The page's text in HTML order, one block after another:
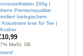
200g |
Premiumqualität
biologischem
Kräutertee lose für Tee |
10,99
MwSt. DE